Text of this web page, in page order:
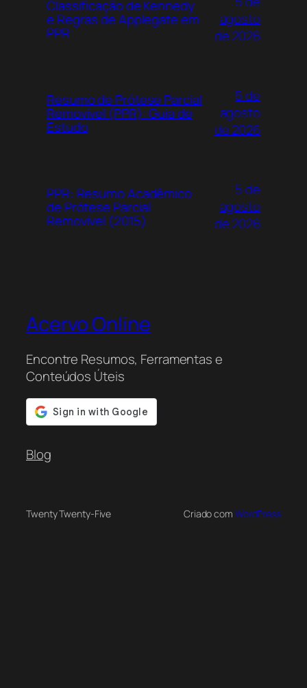
Classificação de Kennedy
e Regras de Applegate em
PPR
agosto
de 2026
Resumo de Prótese Parcial
Removível (PPR): Guia de
Estudo
5 de
agosto
de 2026
PPR: Resumo Acadêmico
de Prótese Parcial
Removível (2015)
5 de
agosto
de 2026
Acervo Online
Encontre Resumos, Ferramentas e
Conteúdos Úteis
Blog
Twenty Twenty-Five Criado com WordPress